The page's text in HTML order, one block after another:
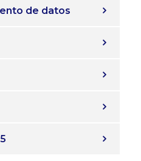
de datos